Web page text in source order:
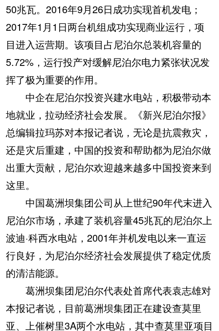
50兆瓦。2016年9月26日成功实现首机发电；
2017年1月1日两台机组成功实现商业运行，项
目进入运营期。该项目占尼泊尔总装机容量的
5.72%，运行投产对缓解尼泊尔电力紧张状况发
挥了极为重要的作用。
中企在尼泊尔投资兴建水电站，积极带动本
地就业，拉动经济社会发展。《新兴尼泊尔报》
总编辑拉玛苏对本报记者说，无论是抗震救灾，
还是灾后重建，中国的投资和帮助都为尼泊尔做
出重大贡献，尼泊尔欢迎越来越多中国投资来到
这里。
中国葛洲坝集团公司从上世纪90年代末进入
尼泊尔市场，承建了装机容量45兆瓦的尼泊尔上
波迪·科西水电站，2001年并机发电以来一直运
行良好，为尼泊尔经济社会发展提供了稳定优质
的清洁能源。
葛洲坝集团尼泊尔代表处首席代表袁志雄对
本报记者说，目前葛洲坝集团正在建设查莫里
亚、上催树里3A两个水电站，其中查莫里亚项目